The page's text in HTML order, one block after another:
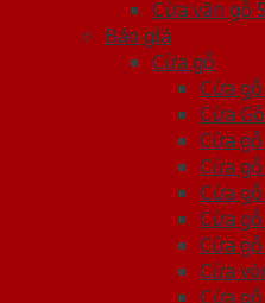
Cửa vân gỗ
Báo giá
Cửa gỗ
Cửa
Cửa
Cửa gỗ
Cửa
Cửa
Cửa gỗ
Cửa
Cửa
Cửa